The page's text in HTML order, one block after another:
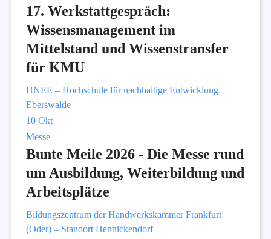
17. Werkstattgespräch:
Wissensmanagement im
Mittelstand und Wissenstransfer
für KMU
HNEE – Hochschule für nachhaltige Entwicklung
Eberswalde
10 Okt
Messe
Bunte Meile 2026 - Die Messe rund
um Ausbildung, Weiterbildung und
Arbeitsplätze
Bildungszentrum der Handwerkskammer Frankfurt
(Oder) – Standort Hennickendorf